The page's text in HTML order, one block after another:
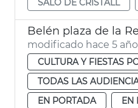
Belén plaza de la
modificado hace 5
CULTURA Y FIESTAS
TODAS LAS
EN PORTADA
EN